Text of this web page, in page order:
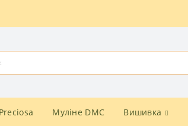
Муліне DMC Вишивка